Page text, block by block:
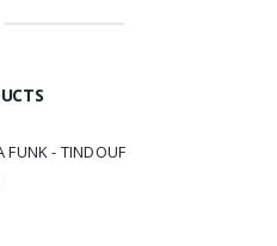
FUNK - TINDOUF